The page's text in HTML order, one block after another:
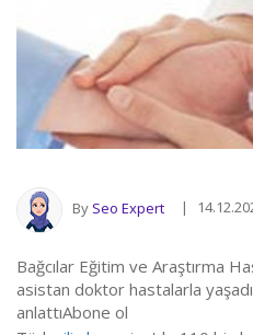
By Seo Expert
Bağcılar Eğitim ve Araştırma
asistan doktor hastalarla
anlattıAbone ol